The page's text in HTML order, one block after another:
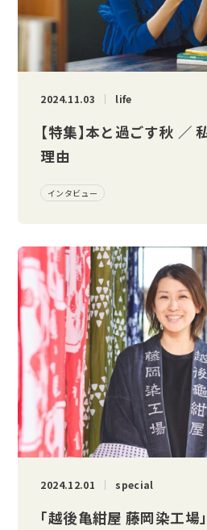
2024.11.03 life
【特集】本と過ごす秋 ／
理由
インタビュー
2024.12.01 special
「越後亀紺屋 藤岡染工場